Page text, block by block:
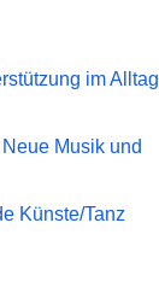
im Alltag
Musik und
Künste/Tanz